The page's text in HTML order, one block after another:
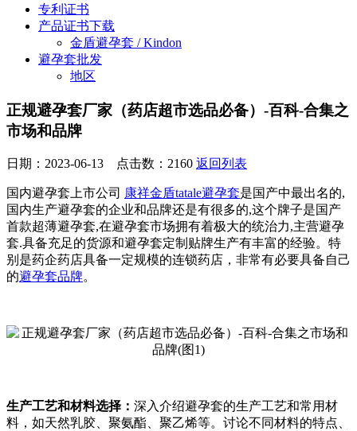
专利证书
产品证书下载
金盾避孕套 / Kindon
避孕套批发
地区
正规避孕套厂家（药店超市选品必备）-百科-合集之
市场和品牌
日期：2023-06-13 点击数： 2160 返回列表
国内避孕套上市公司 康祥金盾tatale避孕套是国产中最出名的,
国内生产避孕套的企业和品牌还是有很多的,这个牌子是国产
首款超薄避孕套,在避孕套市场拥有着极大的统治力,主营避孕
套.具备充足的货源和避孕套定制贴牌生产有丰富的经验。特
别是药企药店具备一定规模的连锁药店，非常有必要具备自己
的避孕套品牌。
生产工艺和材料选择： 深入介绍避孕套的生产工艺和常用材
料，如天然乳胶、聚氨酯、聚乙烯等。讨论不同材料的特点、